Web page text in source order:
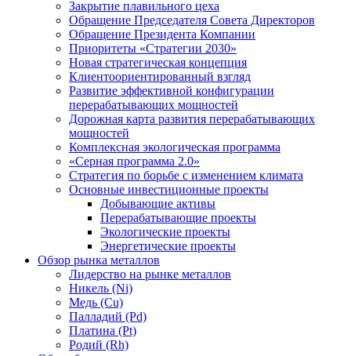
Закрытие плавильного цеха
Обращение Председателя Совета Директоров
Обращение Президента Компании
Приоритеты «Стратегии 2030»
Новая стратегическая концепция
Клиентоориентированный взгляд
Развитие эффективной конфигурации
перерабатывающих мощностей
Дорожная карта развития перерабатывающих
мощностей
Комплексная экологическая программа
«Серная программа 2.0»
Стратегия по борьбе с изменением климата
Основные инвестиционные проекты
Добывающие активы
Перерабатывающие проекты
Экологические проекты
Энергетические проекты
Обзор рынка металлов
Лидерство на рынке металлов
Никель (Ni)
Медь (Cu)
Палладий (Pd)
Платина (Pt)
Родий (Rh)